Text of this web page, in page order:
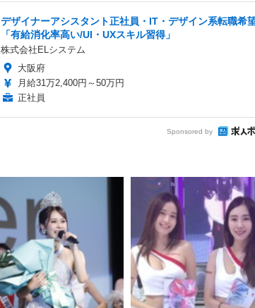
デザイナーアシスタント正社員・IT・デザイン系転職希
「有給消化率高い/UI・UXスキル習得」
株式会社ELシステム
大阪府
月給31万2,400円～50万円
正社員
Sponsored by